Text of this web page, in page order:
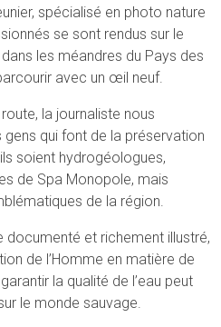
spécialisé en photo nature
se sont rendus sur le
les méandres du Pays des
avec un œil neuf.
la journaliste nous
qui font de la préservation
soient hydrogéologues,
de Spa Monopole, mais
de la région.
documenté et richement illustré,
de l’Homme en matière de
la qualité de l’eau peut
le monde sauvage.